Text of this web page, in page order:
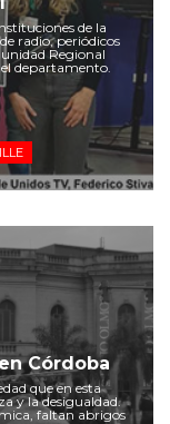
de la
radio, periódicos
Regional
departamento.
Córdoba
que en esta
y la desigualdad.
faltan abrigos